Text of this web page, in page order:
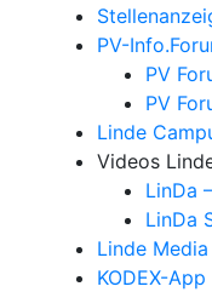
PV-
PV
PV
Linde
Videos
LinDa
LinDa
Linde
KODEX-App